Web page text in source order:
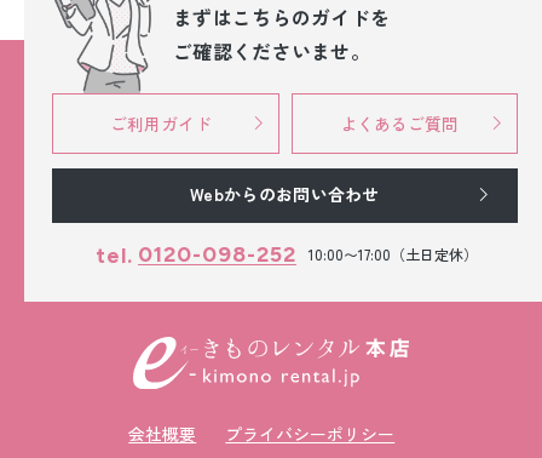
まずはこちらのガイドを
ご確認くださいませ。
ご利用ガイド よくあるご質問
Webからのお問い合わせ
tel. 0120-098-252 10:00〜17:00（土日定休）
会社概要
プライバシーポリシー